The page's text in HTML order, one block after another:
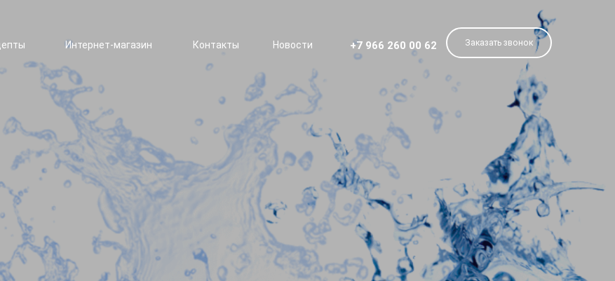
Интернет-магазин Контакты Новости +7 966 260 00 62 Заказать звонок